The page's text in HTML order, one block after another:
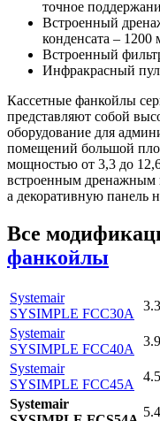
точное
Встроенный
конденсата – 1200
Встроенный
Инфракрасный
Кассетные фанкойлы
представляют собой
оборудование для
помещений большой
мощностью от 3,3 до
встроенным дренажным
а декоративную панель
Все
фанкойлы
Systemair
SYSIMPLE FCC30A
Systemair
SYSIMPLE FCC40A
Systemair
SYSIMPLE FCC45A
Systemair